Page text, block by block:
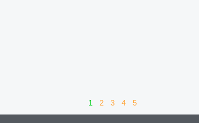
1 2 3 4 5